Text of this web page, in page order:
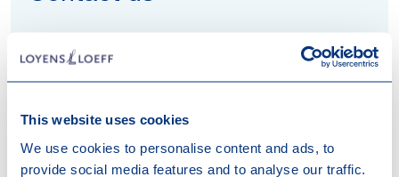
This website uses cookies
We use cookies to personalise content and ads, to
provide social media features and to analyse our traffic.